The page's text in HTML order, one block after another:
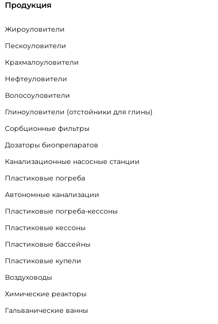
Продукция
Жироуловители
Пескоуловители
Крахмалоуловители
Нефтеуловители
Волосоуловители
Глиноуловители (отстойники для глины)
Сорбционные фильтры
Дозаторы биопрепаратов
Канализационные насосные станции
Пластиковые погреба
Автономные канализации
Пластиковые погреба-кессоны
Пластиковые кессоны
Пластиковые бассейны
Пластиковые купели
Воздуховоды
Химические реакторы
Гальванические ванны